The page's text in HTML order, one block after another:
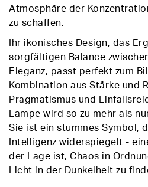
Atmosphäre der
zu schaffen.
Ihr ikonisches Design, das
sorgfältigen Balance
Eleganz, passt perfekt zum
Kombination aus Stärke und
Pragmatismus und
Lampe wird so zu mehr als
Sie ist ein stummes Symbol,
Intelligenz widerspiegelt -
der Lage ist, Chaos in
Licht in der Dunkelheit zu